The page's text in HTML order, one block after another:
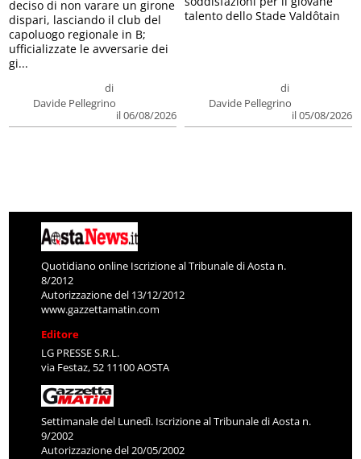
di
Davide Pellegrino
il 06/08/2026
deciso di non varare un girone
dispari, lasciando il club del
capoluogo regionale in B;
ufficializzate le avversarie dei
gi...
di
Davide Pellegrino
il 05/08/2026
talento dello Stade Valdôtain
Quotidiano online Iscrizione al Tribunale di Aosta n.
8/2012
Autorizzazione del 13/12/2012
www.gazzettamatin.com
Editore
LG PRESSE S.R.L.
via Festaz, 52 11100 AOSTA
Settimanale del Lunedì. Iscrizione al Tribunale di Aosta n.
9/2002
Autorizzazione del 20/05/2002